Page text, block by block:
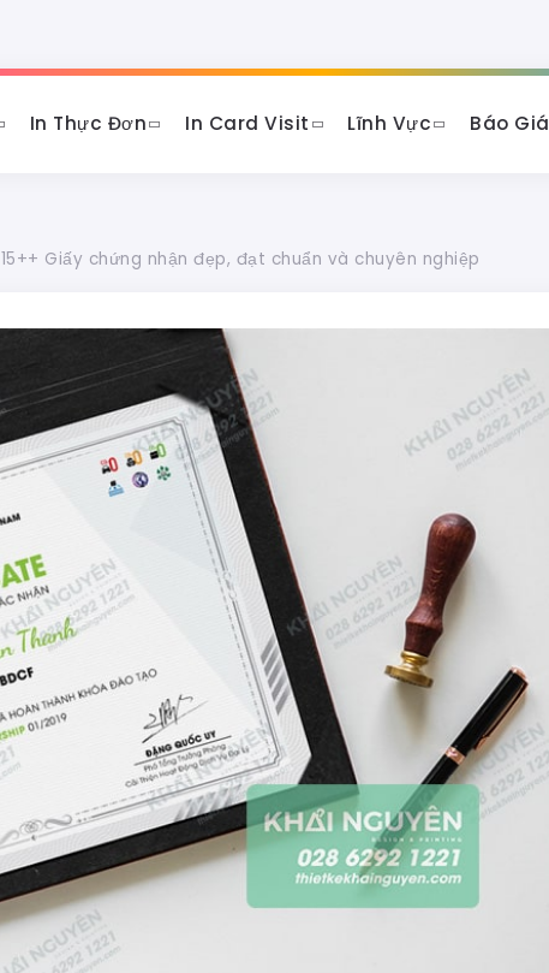
In Thực Đơn In Card Visit Lĩnh Vực Báo Giá
15++ Giấy chứng nhận đẹp, đạt chuẩn và chuyên nghiệp